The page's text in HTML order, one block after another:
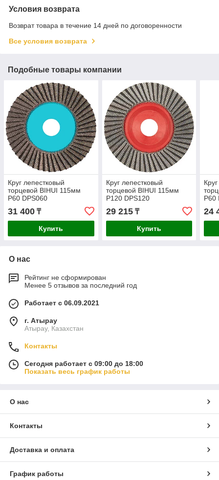
Условия возврата
Возврат товара в течение 14 дней по договоренности
Все условия возврата
Подобные товары компании
Круг лепестковый
торцевой BIHUI 115мм
P60 DPS060
31 400 ₸
Купить
Круг лепестковый
торцевой BIHUI 115мм
P120 DPS120
29 215₸
Купить
P60
24
О нас
Рейтинг не сформирован
Менее 5 отзывов за последний год
Работает с 06.09.2021
г. Атырау
Атырау, Казахстан
Контакты
Сегодня работает с 09:00 до 18:00
Показать весь график работы
О нас
Контакты
Доставка и оплата
График работы